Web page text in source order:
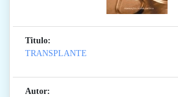
Titulo:
TRANSPLANTE
Autor: